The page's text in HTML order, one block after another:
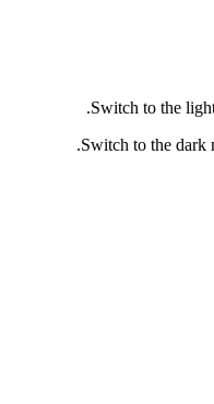
Switch to the
Switch to the dark